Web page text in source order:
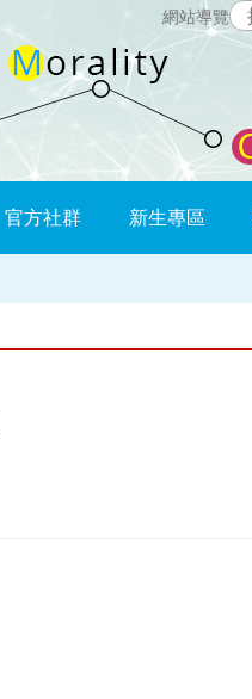
網站導覽
官方社群 新生專區